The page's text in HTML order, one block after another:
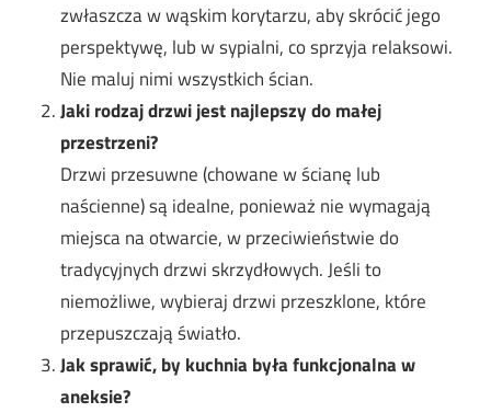
zwłaszcza w wąskim korytarzu, aby skrócić jego
perspektywę, lub w sypialni, co sprzyja relaksowi.
Nie maluj nimi wszystkich ścian.
Jaki rodzaj drzwi jest najlepszy do małej
przestrzeni?
Drzwi przesuwne (chowane w ścianę lub
naścienne) są idealne, ponieważ nie wymagają
miejsca na otwarcie, w przeciwieństwie do
tradycyjnych drzwi skrzydłowych. Jeśli to
niemożliwe, wybieraj drzwi przeszklone, które
przepuszczają światło.
Jak sprawić, by kuchnia była funkcjonalna w
aneksie?